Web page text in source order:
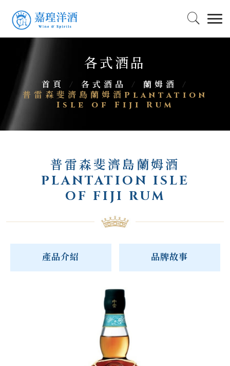
各式酒品
首頁 / 各式酒品 / 蘭姆酒
/
普雷森斐濟島蘭姆酒Plantation
Isle of Fiji Rum
普雷森斐濟島蘭姆酒
PLANTATION ISLE
OF FIJI RUM
產品介紹 品牌故事